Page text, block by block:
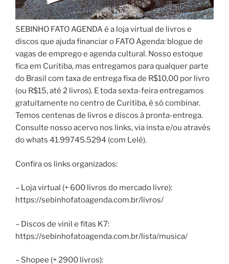
SEBINHO FATO AGENDA é a loja virtual de livros e
discos que ajuda financiar o FATO Agenda: blogue de
vagas de emprego e agenda cultural. Nosso estoque
fica em Curitiba, mas entregamos para qualquer parte
do Brasil com taxa de entrega fixa de R$10,00 por livro
(ou R$15, até 2 livros). E toda sexta-feira entregamos
gratuitamente no centro de Curitiba, é só combinar.
Temos centenas de livros e discos à pronta-entrega.
Consulte nosso acervo nos links, via insta e/ou através
do whats 41.99745.5294 (com Lelê).
Confira os links organizados:
– Loja virtual (+ 600 livros do mercado livre):
https://sebinhofatoagenda.com.br/livros/
– Discos de vinil e fitas K7:
https://sebinhofatoagenda.com.br/lista/musica/
– Shopee (+ 2900 livros):